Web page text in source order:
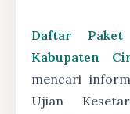
Daftar Paket
Kabupaten
mencari
Ujian